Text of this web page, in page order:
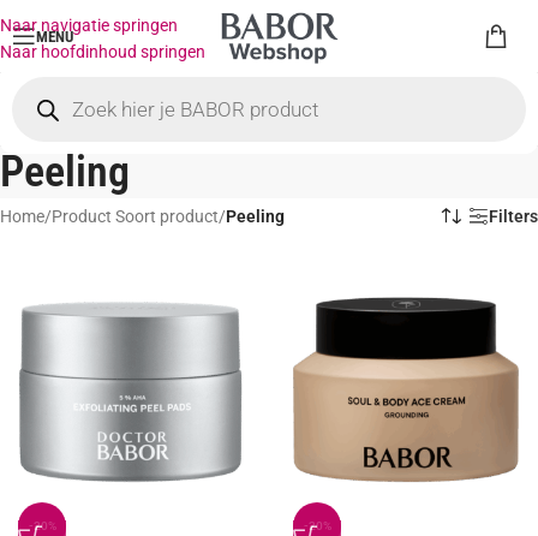
Naar navigatie springen
Naar hoofdinhoud springen
MENU
Peeling
Home/Product Soort product/Peeling Filters
-20% -20%